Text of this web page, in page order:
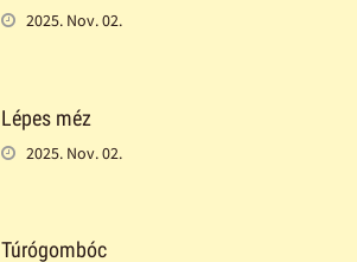
2025. Nov. 02.
Lépes méz
2025. Nov. 02.
Túrógombóc